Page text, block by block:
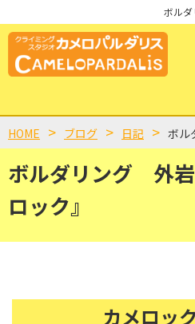
ボル
ボルダリング 外
ロック』
HOME ブログ 日記 ボル
カメロッ